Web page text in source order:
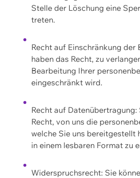
Stelle der Löschung eine
treten.
Recht auf Einschränkung der
haben das Recht, zu
Bearbeitung Ihrer
eingeschränkt wird.
Recht auf Datenübertragung:
Recht, von uns die
welche Sie uns bereitgestellt
in einem lesbaren Format zu
Widerspruchsrecht: Sie